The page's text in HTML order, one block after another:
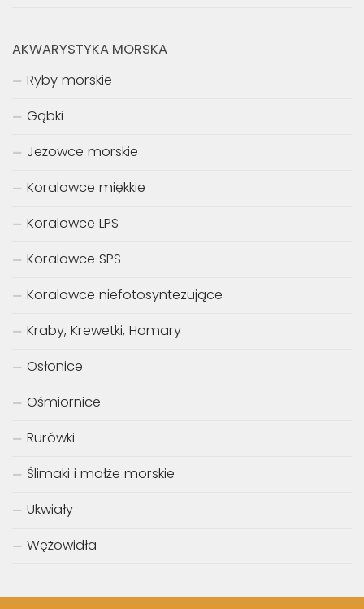
AKWARYSTYKA MORSKA
Ryby morskie
Gąbki
Jeżowce morskie
Koralowce miękkie
Koralowce LPS
Koralowce SPS
Koralowce niefotosyntezujące
Kraby, Krewetki, Homary
Osłonice
Ośmiornice
Rurówki
Ślimaki i małże morskie
Ukwiały
Wężowidła